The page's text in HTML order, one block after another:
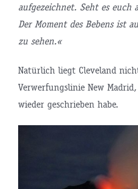
aufgezeichnet. Seht es euch
Der Moment des Bebens ist
zu sehen.«
Natürlich liegt Cleveland
Verwerfungslinie New
wieder geschrieben habe.